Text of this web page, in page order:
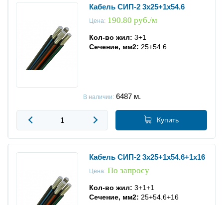
Кабель СИП-2 3x25+1x54.6
Цена:190.80 руб./м
Кол-во жил: 3+1
Сечение, мм2: 25+54.6
В наличии:6487 м.
Купить
Кабель СИП-2 3x25+1x54.6+1x16
Цена:По запросу
Кол-во жил: 3+1+1
Сечение, мм2: 25+54.6+16